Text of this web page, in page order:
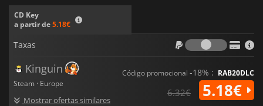
CD Key
a partir de5.18€
Taxas
Taxas
Kinguin
Steam · Europe
Mostrar ofertas similares
Código promocional -18% : RAB20DLC
6.32€ 5.18€